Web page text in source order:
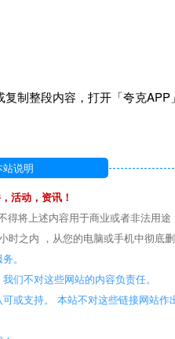
制整段内容，打开「夸克APP
站说明
活动，资讯！
将上述内容用于商业或者非法用途
之内 ，从您的电脑或手机中彻底删
。
们不对这些网站的内容负责任。
或支持。 本站不对这些链接网站作